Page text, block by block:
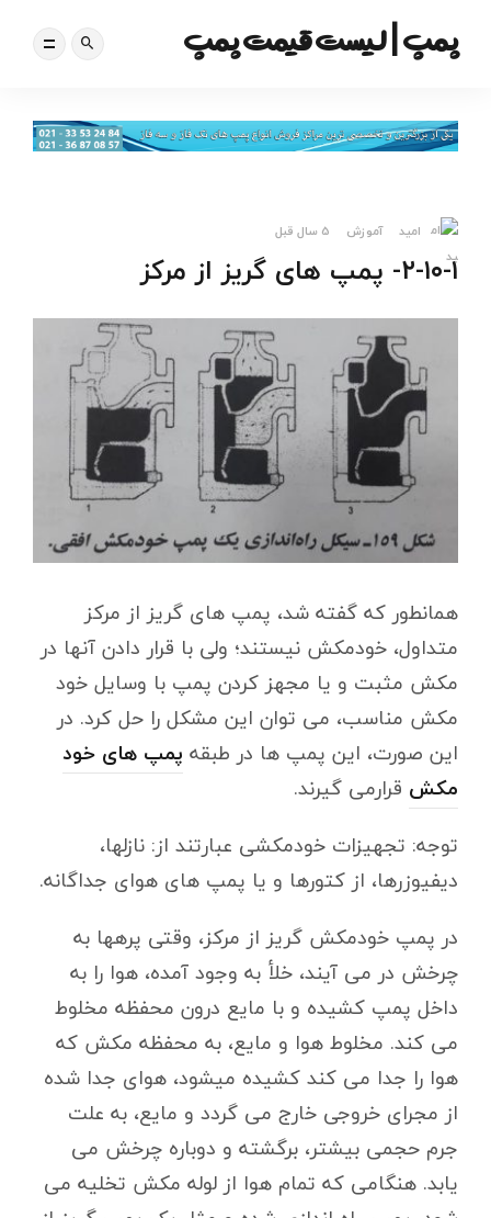
پمپ | لیست قیمت پمپ
امید آموزش 5 سال قبل
۲-۱۰-۱- پمپ های گریز از مرکز
همانطور که گفته شد، پمپ های گریز از مرکز
متداول، خودمکش نیستند؛ ولی با قرار دادن آنها در
مکش مثبت و یا مجهز کردن پمپ با وسایل خود
مکش مناسب، می توان این مشکل را حل کرد. در
این صورت، این پمپ ها در طبقه پمپ های خود
مکش قرارمی گیرند.
توجه: تجهیزات خودمکشی عبارتند از: نازلها،
دیفیوزرها، از کتورها و یا پمپ های هوای جداگانه.
در پمپ خودمکش گریز از مرکز، وقتی پرهها به
چرخش در می آیند، خلأ به وجود آمده، هوا را به
داخل پمپ کشیده و با مایع درون محفظه مخلوط
می کند. مخلوط هوا و مایع، به محفظه مکش که
هوا را جدا می کند کشیده میشود، هوای جدا شده
از مجرای خروجی خارج می گردد و مایع، به علت
جرم حجمی بیشتر، برگشته و دوباره چرخش می
یابد. هنگامی که تمام هوا از لوله مکش تخلیه می